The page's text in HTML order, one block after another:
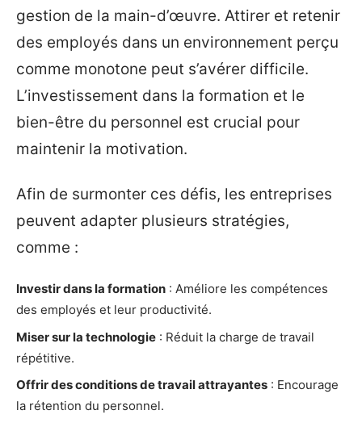
gestion de la main-d’œuvre. Attirer et retenir
des employés dans un environnement perçu
comme monotone peut s’avérer difficile.
L’investissement dans la formation et le
bien-être du personnel est crucial pour
maintenir la motivation.
Afin de surmonter ces défis, les entreprises
peuvent adapter plusieurs stratégies,
comme :
Investir dans la formation : Améliore les compétences
des employés et leur productivité.
Miser sur la technologie : Réduit la charge de travail
répétitive.
Offrir des conditions de travail attrayantes : Encourage
la rétention du personnel.